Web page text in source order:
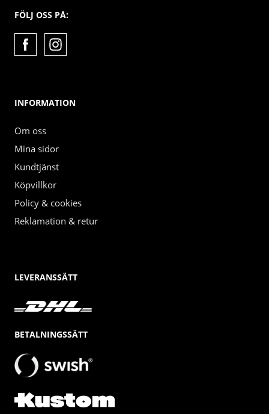
FÖLJ OSS PÅ:
INFORMATION
Om oss
Mina sidor
Kundtjänst
Köpvillkor
Policy & cookies
Reklamation & retur
LEVERANSSÄTT
BETALNINGSSÄTT